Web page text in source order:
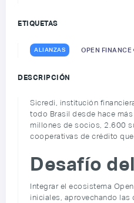
ETIQUETAS
ALIANZAS OPEN FINANCE
DESCRIPCIÓN
Sicredi, institución
todo Brasil desde hace
millones de socios, 2.600
cooperativas de crédito
Desafío
Integrar el ecosistema
iniciales, aprovechando